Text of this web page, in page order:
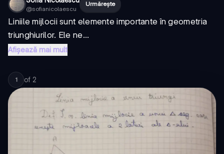
@sofianicolaescu
Urmărește
Liniile mijlocii sunt elemente importante în geometria
triunghiurilor. Ele ne...
Afișează mai mult
1 of 2